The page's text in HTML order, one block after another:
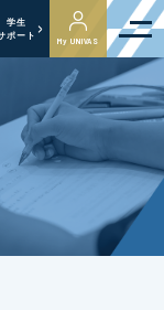
学生
ポート
My UNIVAS